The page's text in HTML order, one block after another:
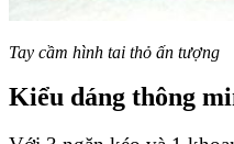
Tay cầm hình tai thỏ ấn tượng
Kiểu dáng thông